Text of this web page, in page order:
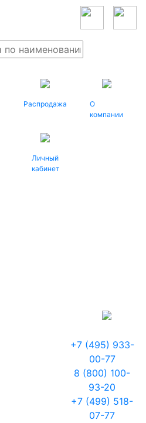
Распродажа
О
компании
Личный
кабинет
+7 (495) 933-
00-77
8 (800) 100-
93-20
+7 (499) 518-
07-77